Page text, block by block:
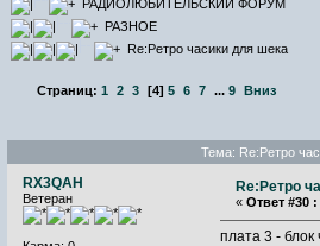
РАДИОЛЮБИТЕЛЬСКИЙ ФОРУМ
РАЗНОЕ
Re:Ретро часики для шека
Страниц: 1 2 3 [4] 5 6 7 ... 9 Вниз
Тема: Re:Ретро
RX3QAH
Ветеран
Re:Ретро
« Ответ #30 :
плата 3 - блок